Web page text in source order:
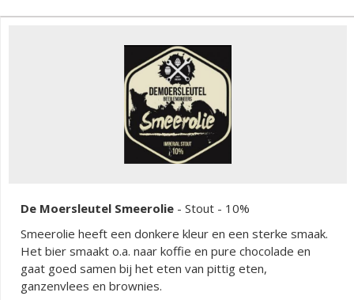
De Moersleutel Smeerolie - Stout - 10%
Smeerolie heeft een donkere kleur en een sterke smaak.
Het bier smaakt o.a. naar koffie en pure chocolade en
gaat goed samen bij het eten van pittig eten,
ganzenvlees en brownies.